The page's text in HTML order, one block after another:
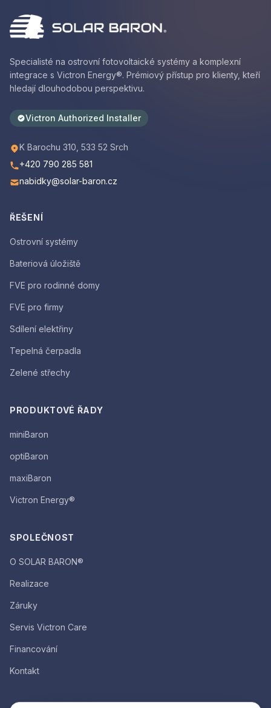
Specialisté na ostrovní fotovoltaické systémy a komplexní
integrace s Victron Energy®. Prémiový přístup pro klienty, kteří
hledají dlouhodobou perspektivu.
Victron Authorized Installer
K Barochu 310, 533 52 Srch
+420 790 285 581
nabidky@solar-baron.cz
ŘEŠENÍ
Ostrovní systémy
Bateriová úložiště
FVE pro rodinné domy
FVE pro firmy
Sdílení elektřiny
Tepelná čerpadla
Zelené střechy
PRODUKTOVÉ ŘADY
miniBaron
optiBaron
maxiBaron
Victron Energy®
SPOLEČNOST
O SOLAR BARON®
Realizace
Záruky
Servis Victron Care
Financování
Kontakt